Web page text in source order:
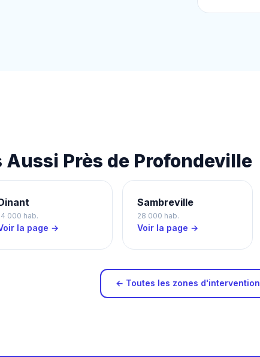
Près de Profondeville
000 hab.
la page →
Sambreville
28 000 hab.
Voir la page →
← Toutes les zones d'intervention